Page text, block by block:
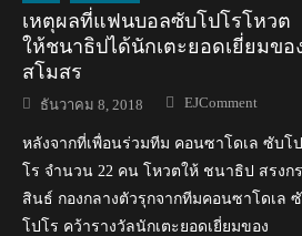
เหตุผลที่แฟนบอลซับโปโรโหวต
ให้ชนาธิปได้นักเตะยอดเยี่ยมขอ
สโมสร
Posted
on
ธันวาคม 8, 2018 Author
EJComment
หลังจากที่เพื่อนร่วมทีม คอนซาโดเล ซับโป
โร จำนวน 22 คน โหวตให้ ชนาธิป สรงก
สินธ์ กองกลางตัวรุกจากทีมคอนซาโดเล
โปโร คว้ารางวัลนักเตะยอดเยี่ยมของ